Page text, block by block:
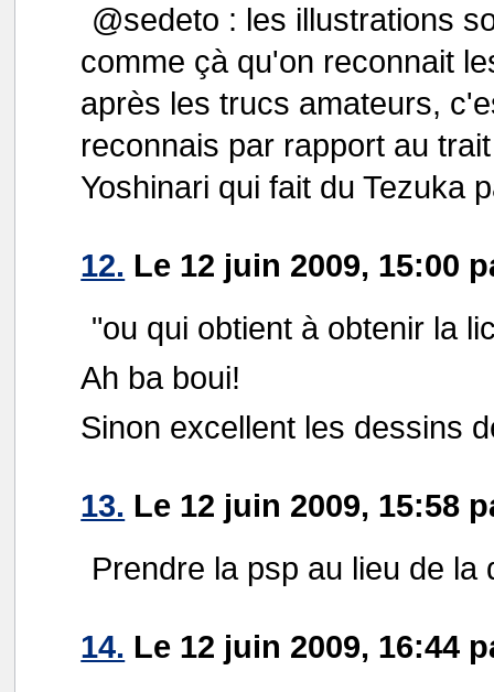
@sedeto : les illustrations
comme çà qu'on reconnait
après les trucs amateurs,
reconnais par rapport au
Yoshinari qui fait du Tezuka
12. Le 12 juin 2009, 15:00
"ou qui obtient à obtenir la
Ah ba boui!
Sinon excellent les dessins
13. Le 12 juin 2009, 15:58
Prendre la psp au lieu de la
14. Le 12 juin 2009, 16:44